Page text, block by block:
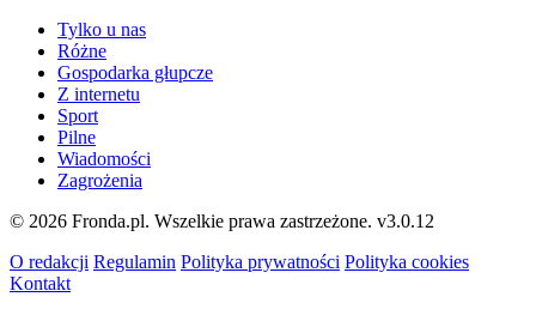
Tylko u nas
Różne
Gospodarka głupcze
Z internetu
Sport
Pilne
Wiadomości
Zagrożenia
© 2026 Fronda.pl. Wszelkie prawa zastrzeżone. v3.0.12
O redakcji Regulamin Polityka prywatności Polityka cookies
Kontakt